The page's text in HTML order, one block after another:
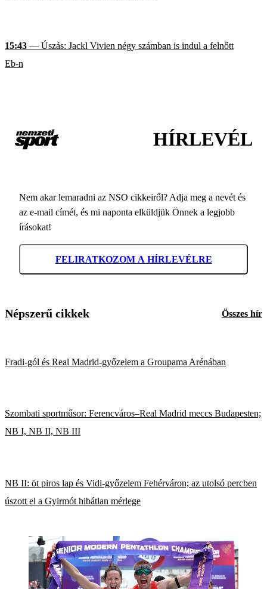
15:43 — Úszás: Jackl Vivien négy számban is indul a felnőtt
Eb-n
HÍRLEVÉL
Nem akar lemaradni az NSO cikkeiről? Adja meg a nevét és
az e-mail címét, és mi naponta elküldjük Önnek a legjobb
írásokat!
FELIRATKOZOM A HÍRLEVÉLRE
Népszerű cikkek Összes hír
Fradi-gól és Real Madrid-győzelem a Groupama Arénában
Szombati sportműsor: Ferencváros–Real Madrid meccs Budapesten;
NB I, NB II, NB III
NB II: öt piros lap és Vidi-győzelem Fehérváron; az utolsó percben
úszott el a Gyirmót hibátlan mérlege